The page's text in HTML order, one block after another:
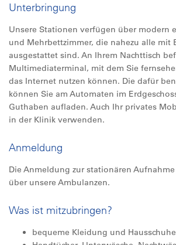
Unterbringung
Unsere Stationen verfügen über modern
und Mehrbettzimmer, die nahezu alle mit
ausgestattet sind. An Ihrem Nachttisch
Multimediaterminal, mit dem Sie
das Internet nutzen können. Die dafür
können Sie am Automaten im
Guthaben aufladen. Auch Ihr privates
in der Klinik verwenden.
Anmeldung
Die Anmeldung zur stationären
über unsere Ambulanzen.
Was ist mitzubringen?
bequeme Kleidung und